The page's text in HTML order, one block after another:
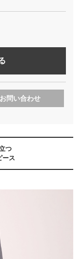
お問い合わせ
つ
ース